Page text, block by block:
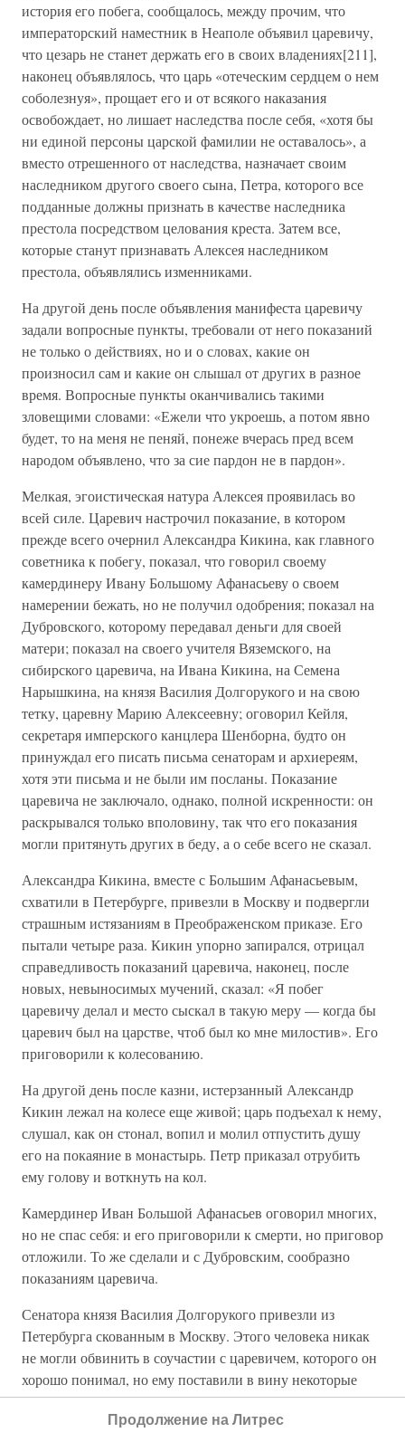
история его побега, сообщалось, между прочим, что
императорский наместник в Неаполе объявил царевичу,
что цезарь не станет держать его в своих владениях[211],
наконец объявлялось, что царь «отеческим сердцем о нем
соболезнуя», прощает его и от всякого наказания
освобождает, но лишает наследства после себя, «хотя бы
ни единой персоны царской фамилии не оставалось», а
вместо отрешенного от наследства, назначает своим
наследником другого своего сына, Петра, которого все
подданные должны признать в качестве наследника
престола посредством целования креста. Затем все,
которые станут признавать Алексея наследником
престола, объявлялись изменниками.
На другой день после объявления манифеста царевичу
задали вопросные пункты, требовали от него показаний
не только о действиях, но и о словах, какие он
произносил сам и какие он слышал от других в разное
время. Вопросные пункты оканчивались такими
зловещими словами: «Ежели что укроешь, а потом явно
будет, то на меня не пеняй, понеже вчерась пред всем
народом объявлено, что за сие пардон не в пардон».
Мелкая, эгоистическая натура Алексея проявилась во
всей силе. Царевич настрочил показание, в котором
прежде всего очернил Александра Кикина, как главного
советника к побегу, показал, что говорил своему
камердинеру Ивану Большому Афанасьеву о своем
намерении бежать, но не получил одобрения; показал на
Дубровского, которому передавал деньги для своей
матери; показал на своего учителя Вяземского, на
сибирского царевича, на Ивана Кикина, на Семена
Нарышкина, на князя Василия Долгорукого и на свою
тетку, царевну Марию Алексеевну; оговорил Кейля,
секретаря имперского канцлера Шенборна, будто он
принуждал его писать письма сенаторам и архиереям,
хотя эти письма и не были им посланы. Показание
царевича не заключало, однако, полной искренности: он
раскрывался только вполовину, так что его показания
могли притянуть других в беду, а о себе всего не сказал.
Александра Кикина, вместе с Большим Афанасьевым,
схватили в Петербурге, привезли в Москву и подвергли
страшным истязаниям в Преображенском приказе. Его
пытали четыре раза. Кикин упорно запирался, отрицал
справедливость показаний царевича, наконец, после
новых, невыносимых мучений, сказал: «Я побег
царевичу делал и место сыскал в такую меру — когда бы
царевич был на царстве, чтоб был ко мне милостив». Его
приговорили к колесованию.
На другой день после казни, истерзанный Александр
Кикин лежал на колесе еще живой; царь подъехал к нему,
слушал, как он стонал, вопил и молил отпустить душу
его на покаяние в монастырь. Петр приказал отрубить
ему голову и воткнуть на кол.
Камердинер Иван Большой Афанасьев оговорил многих,
но не спас себя: и его приговорили к смерти, но приговор
отложили. То же сделали и с Дубровским, сообразно
показаниям царевича.
Сенатора князя Василия Долгорукого привезли из
Петербурга скованным в Москву. Этого человека никак
не могли обвинить в соучастии с царевичем, которого он
хорошо понимал, но ему поставили в вину некоторые
остроты, произнесенные им неосторожно. Так, например,
когда начали говорить, что царевич возвращается в
Продолжение на Литрес